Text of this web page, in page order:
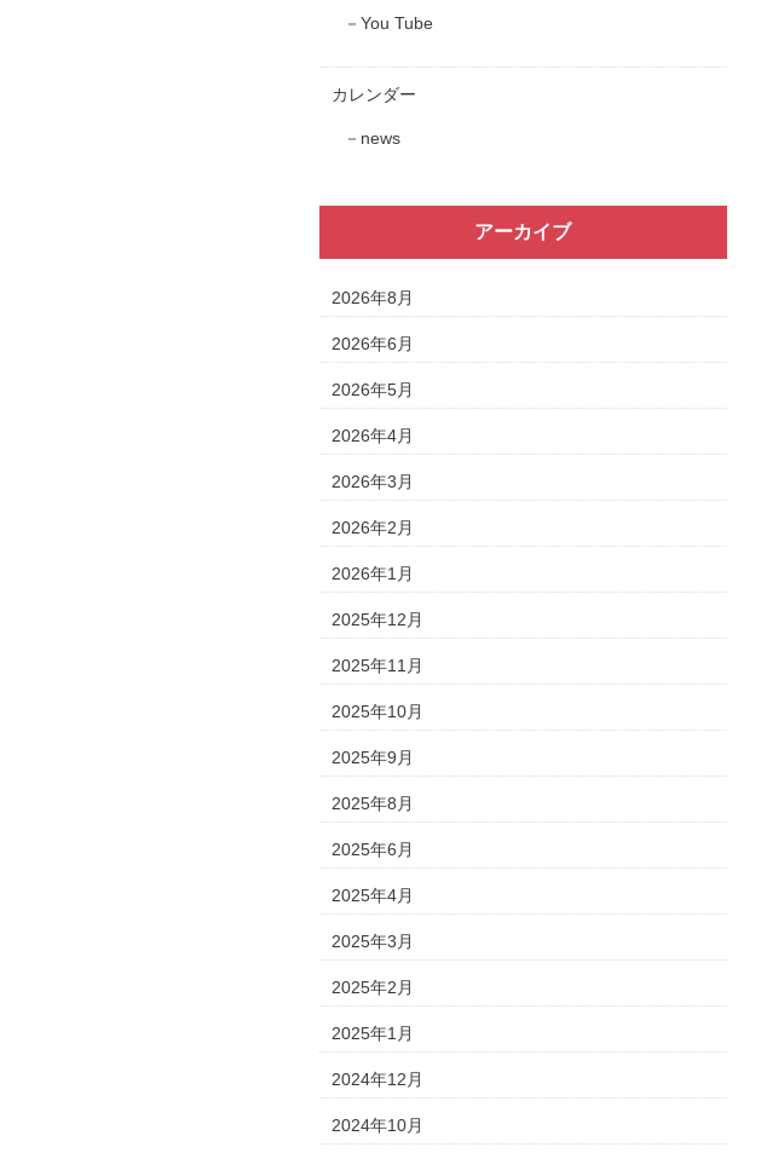
You Tube
カレンダー
news
アーカイブ
2026年8月
2026年6月
2026年5月
2026年4月
2026年3月
2026年2月
2026年1月
2025年12月
2025年11月
2025年10月
2025年9月
2025年8月
2025年6月
2025年4月
2025年3月
2025年2月
2025年1月
2024年12月
2024年10月